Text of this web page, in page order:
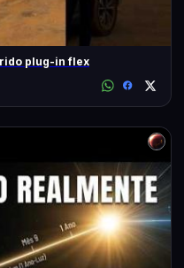
plug-in flex